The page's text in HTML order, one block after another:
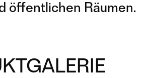
öffentlichen Räumen.